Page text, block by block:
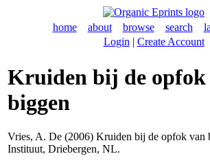
home about browse search
Login | Create Account
Kruiden bij de opfok
biggen
Vries, A. De (2006) Kruiden bij de opfok van
Instituut, Driebergen, NL.